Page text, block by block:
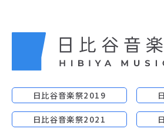
日比谷音楽祭2019
日比谷音楽祭2021